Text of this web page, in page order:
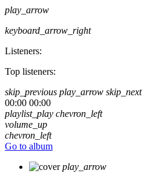
play_arrow
keyboard_arrow_right
Listeners:
Top listeners:
skip_previous play_arrow skip_next
00:00 00:00
playlist_play chevron_left
volume_up
chevron_left
Go to album
play_arrow